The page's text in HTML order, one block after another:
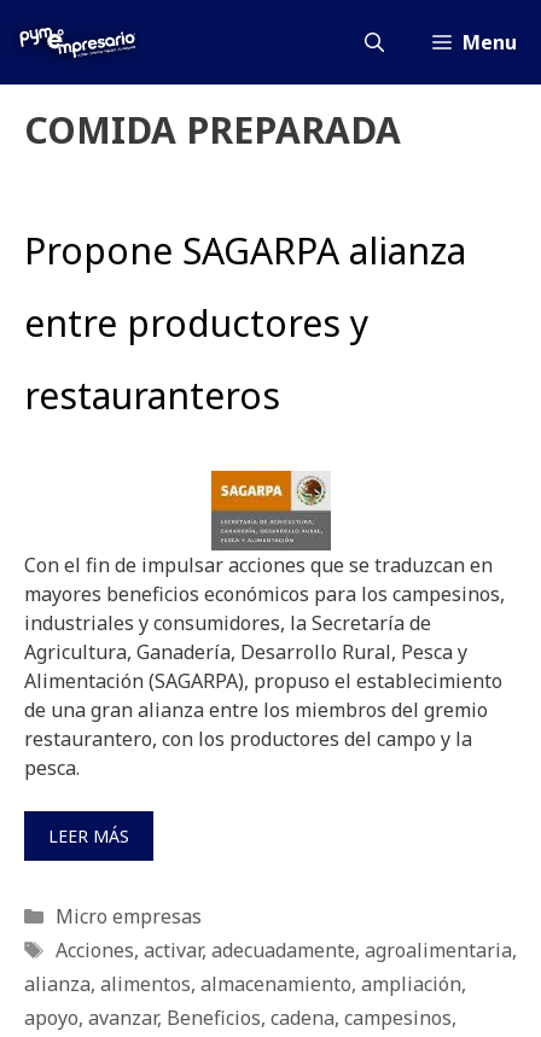
Menu
COMIDA PREPARADA
Propone SAGARPA alianza
entre productores y
restauranteros
Con el fin de impulsar acciones que se traduzcan en
mayores beneficios económicos para los campesinos,
industriales y consumidores, la Secretaría de
Agricultura, Ganadería, Desarrollo Rural, Pesca y
Alimentación (SAGARPA), propuso el establecimiento
de una gran alianza entre los miembros del gremio
restaurantero, con los productores del campo y la
pesca.
LEER MÁS
Categorías
Micro empresas
Etiquetas
Acciones, activar, adecuadamente, agroalimentaria,
alianza, alimentos, almacenamiento, ampliación,
apoyo, avanzar, Beneficios, cadena, campesinos,